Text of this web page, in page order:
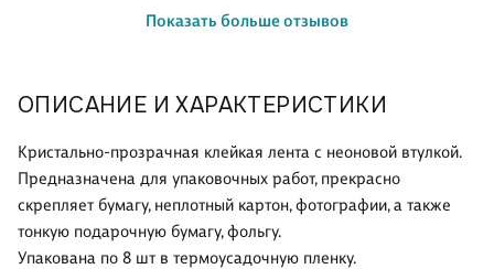
ОПИСАНИЕ И ХАРАКТЕРИСТИКИ
Кристально-прозрачная клейкая лента с неоновой втулкой.
Предназначена для упаковочных работ, прекрасно
скрепляет бумагу, неплотный картон, фотографии, а также
тонкую подарочную бумагу, фольгу.
Упакована по 8 шт в термоусадочную пленку.
Показать больше отзывов